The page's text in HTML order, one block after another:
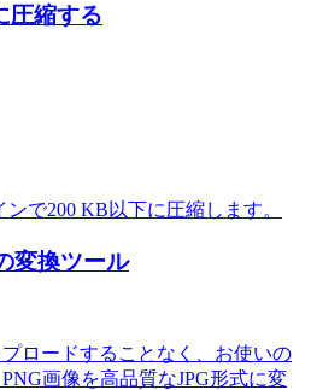
圧縮する
で200 KB以下に圧縮します。
変換ツール
ロードすることなく、お使いの
画像を高品質なJPG形式に変